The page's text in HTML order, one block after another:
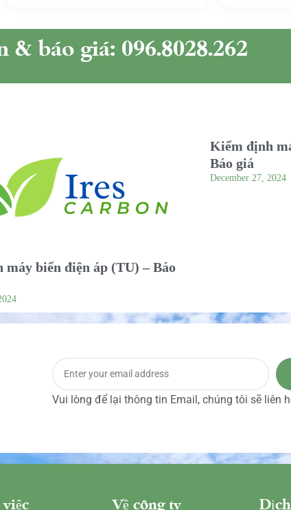
& báo giá: 096.8028.262
biến điện áp (TU) – Báo
Kiểm định
Báo giá
December 27, 2024
Vui lòng để lại thông tin Email, chúng tôi sẽ liên
Về công ty